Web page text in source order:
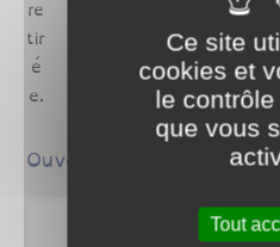
Ouvert le dimanche
Ce site
cookies et
le
que vous
Tout